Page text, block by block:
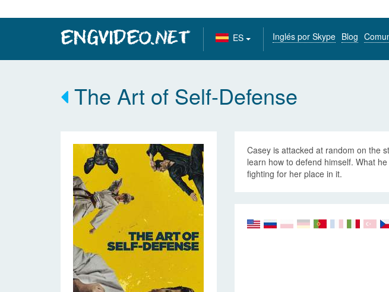
ES Inglés por Skype Blog
The Art of Self-Defense
Casey is attacked at random on the
learn how to defend himself. What
fighting for her place in it.